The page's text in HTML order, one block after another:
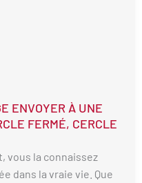
ENVOYER À UNE
FERMÉ, CERCLE
vous la connaissez
dans la vraie vie. Que